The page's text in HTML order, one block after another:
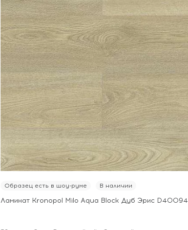
Образец есть в шоу-руме В наличии
Ламинат Kronopol Milo Aqua Block Дуб Эрис D40094